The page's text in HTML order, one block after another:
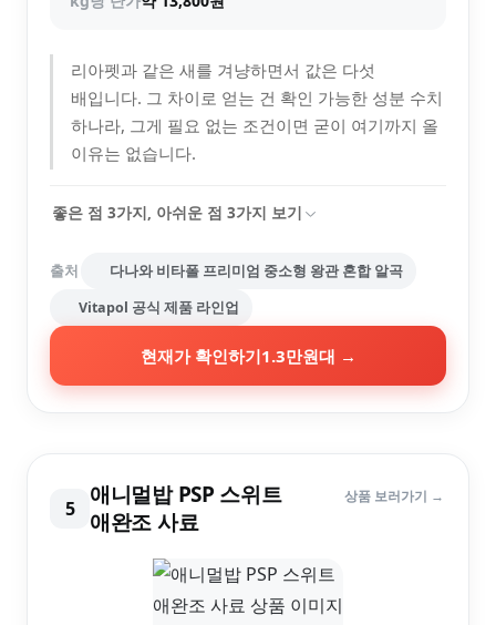
리아펫과 같은 새를 겨냥하면서 값은 다섯
배입니다. 그 차이로 얻는 건 확인 가능한 성분 수치
하나라, 그게 필요 없는 조건이면 굳이 여기까지 올
이유는 없습니다.
좋은 점 3가지, 아쉬운 점 3가지 보기
출처
다나와 비타폴 프리미엄 중소형 왕관 혼합 알곡
Vitapol 공식 제품 라인업
현재가 확인하기1.3만원대 →
5
애니멀밥 PSP 스위트
애완조 사료
상품 보러가기 →